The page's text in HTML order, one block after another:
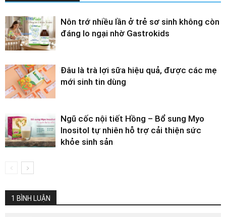
Nôn trớ nhiều lần ở trẻ sơ sinh không còn
đáng lo ngại nhờ Gastrokids
Đâu là trà lợi sữa hiệu quả, được các mẹ
mới sinh tin dùng
Ngũ cốc nội tiết Hồng – Bổ sung Myo
Inositol tự nhiên hỗ trợ cải thiện sức
khỏe sinh sản
1 BÌNH LUẬN